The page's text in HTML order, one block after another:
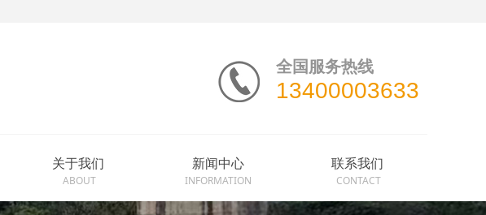
全国服务热线
13400003633
关于我们 新闻中心
联系我们
ABOUT INFORMATION CONTACT